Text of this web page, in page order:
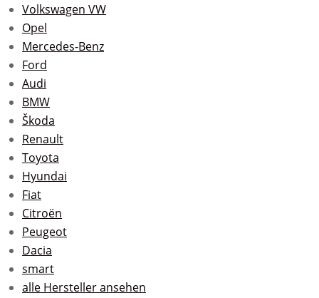
Volkswagen VW
Opel
Mercedes-Benz
Ford
Audi
BMW
Škoda
Renault
Toyota
Hyundai
Fiat
Citroën
Peugeot
Dacia
smart
alle Hersteller ansehen